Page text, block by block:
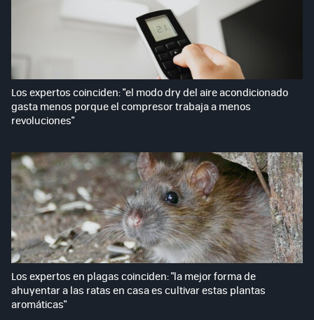
Los expertos coinciden: "el modo dry del aire acondicionado
gasta menos porque el compresor trabaja a menos
revoluciones"
Los expertos en plagas coinciden: "la mejor forma de
ahuyentar a las ratas en casa es cultivar estas plantas
aromáticas"